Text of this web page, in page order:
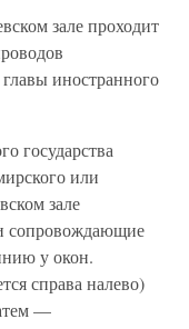
зале проходит
иностранного
государства
или
зале
сопровождающие
у окон.
справа налево)
—